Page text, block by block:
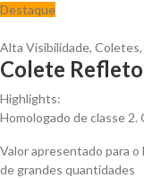
Destaque
Alta Visibilidade, Coletes,
Colete
Highlights:
Homologado de classe
Valor apresentado para
de grandes quantidades